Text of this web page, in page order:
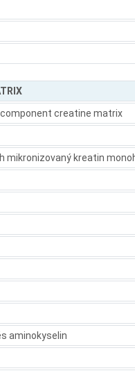
component creatine matrix
mikronizovaný kreatin
aminokyselin